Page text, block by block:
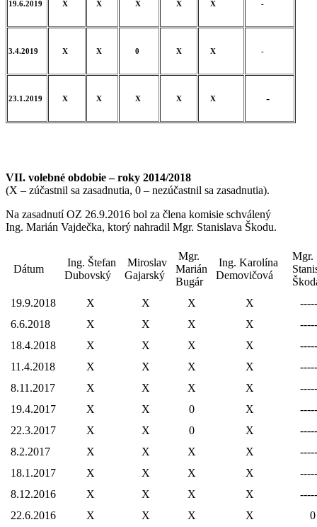
19.6.2019 X X X X X -
3.4.2019 X X 0 X X -
23.1.2019 X X X X X -
VII. volebné obdobie – roky 2014/2018
(X – zúčastnil sa zasadnutia, 0 – nezúčastnil sa zasadnutia).
Na zasadnutí OZ 26.9.2016 bol za člena komisie schválený
Ing. Marián Vajdečka, ktorý nahradil Mgr. Stanislava Škodu.
Dátum
Ing. Štefan
Dubovský
Miroslav
Gajarský
Mgr.
Marián
Bugár
Ing. Karolína
Demovičová
Mgr.
19.9.2018
X X X X
6.6.2018
X X X X
18.4.2018
X X X X
11.4.2018
X X X X
8.11.2017
X X X X
19.4.2017
X X 0 X
22.3.2017
X X 0 X
8.2.2017
X X X X
18.1.2017
X X X X
8.12.2016
X X X X
22.6.2016
X X X X
0